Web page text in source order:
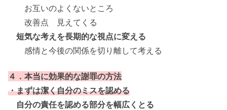
お互いのよくないところ
改善点 見えてくる
短気な考えを長期的な視点に変える
感情と今後の関係を切り離して考える
４．本当に効果的な謝罪の方法
・まずは潔く自分のミスを認める
自分の責任を認める部分を幅広くとる